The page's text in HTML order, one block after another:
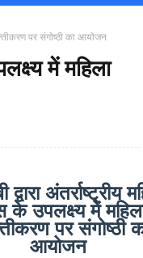
है जो पाठको के आपसी
पर संगोष्ठी का आयोजन
में महिला
अंतर्राष्ट्रीय
के उपलक्ष्य में
पर संगोष्ठी
आयोजन